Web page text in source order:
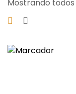
Mostrando